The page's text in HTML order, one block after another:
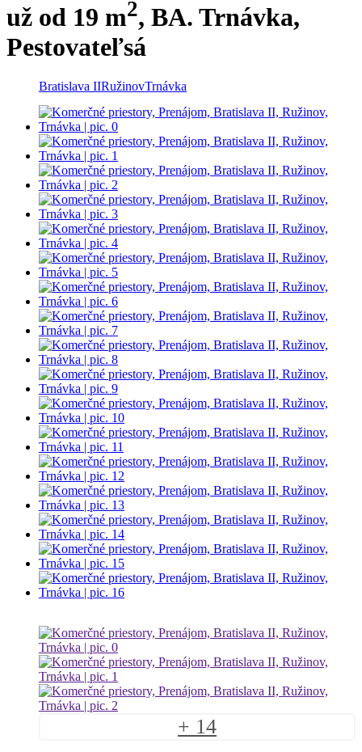
už od 19 m2, BA. Trnávka,
Pestovateľsá
Bratislava IIRužinovTrnávka
+ 14